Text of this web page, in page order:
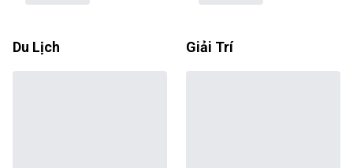
Du Lịch Giải Trí